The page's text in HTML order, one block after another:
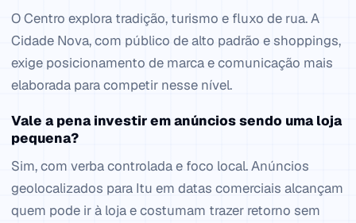
O Centro explora tradição, turismo e fluxo de rua. A
Cidade Nova, com público de alto padrão e shoppings,
exige posicionamento de marca e comunicação mais
elaborada para competir nesse nível.
Vale a pena investir em anúncios sendo uma loja
pequena?
Sim, com verba controlada e foco local. Anúncios
geolocalizados para Itu em datas comerciais alcançam
quem pode ir à loja e costumam trazer retorno sem